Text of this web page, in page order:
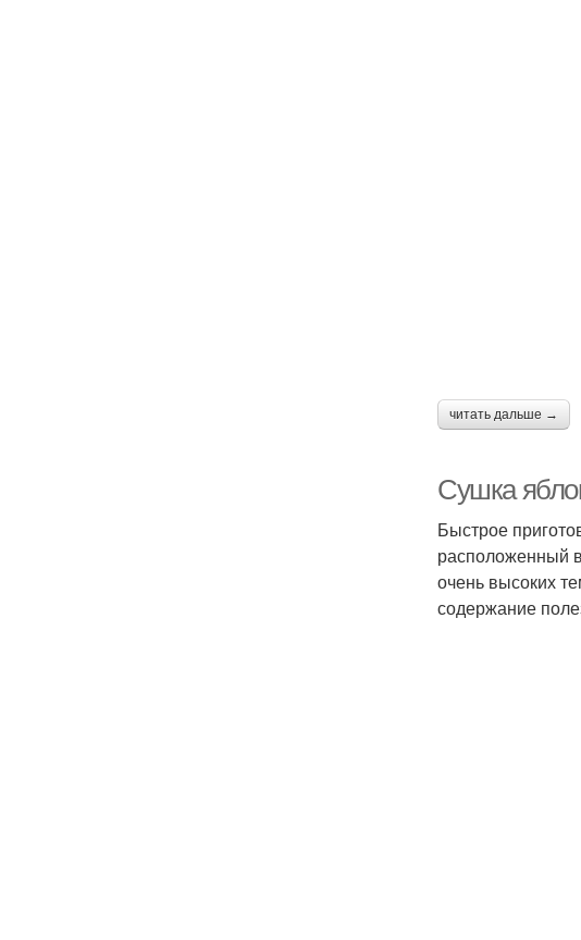
читать дальше →
Сушка
Быстрое
расположенный
очень высоких
содержание